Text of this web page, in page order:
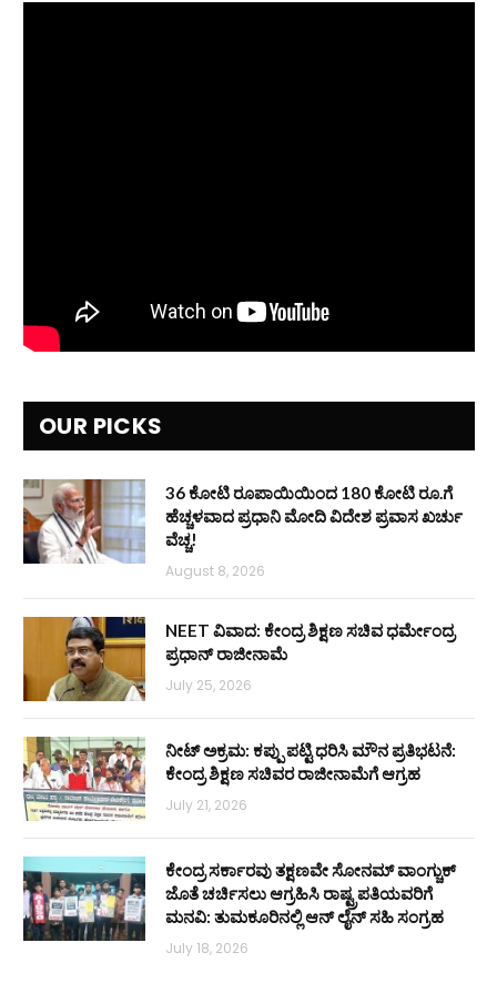
OUR PICKS
36 ಕೋಟಿ ರೂಪಾಯಿಯಿಂದ 180 ಕೋಟಿ ರೂ.ಗೆ
ಹೆಚ್ಚಳವಾದ ಪ್ರಧಾನಿ ಮೋದಿ ವಿದೇಶ ಪ್ರವಾಸ ಖರ್ಚು
ವೆಚ್ಚ!
August 8, 2026
NEET ವಿವಾದ: ಕೇಂದ್ರ ಶಿಕ್ಷಣ ಸಚಿವ ಧರ್ಮೇಂದ್ರ
ಪ್ರಧಾನ್ ರಾಜೀನಾಮೆ
July 25, 2026
ನೀಟ್ ಅಕ್ರಮ: ಕಪ್ಪು ಪಟ್ಟಿ ಧರಿಸಿ ಮೌನ ಪ್ರತಿಭಟನೆ:
ಕೇಂದ್ರ ಶಿಕ್ಷಣ ಸಚಿವರ ರಾಜೀನಾಮೆಗೆ ಆಗ್ರಹ
July 21, 2026
ಕೇಂದ್ರ ಸರ್ಕಾರವು ತಕ್ಷಣವೇ ಸೋನಮ್ ವಾಂಗ್ಚುಕ್
ಜೊತೆ ಚರ್ಚಿಸಲು ಆಗ್ರಹಿಸಿ ರಾಷ್ಟ್ರಪತಿಯವರಿಗೆ
ಮನವಿ: ತುಮಕೂರಿನಲ್ಲಿ ಆನ್‌ ಲೈನ್ ಸಹಿ ಸಂಗ್ರಹ
July 18, 2026